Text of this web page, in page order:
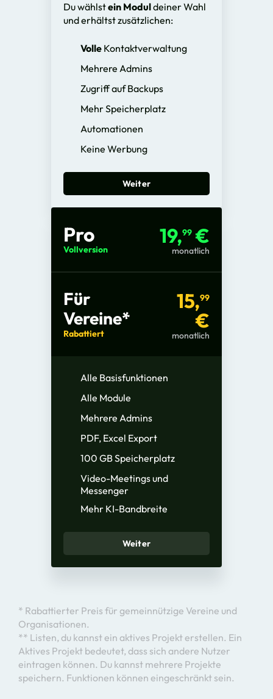
Du wählstein Moduldeiner Wahl
und erhältst zusätzlichen:
VolleKontaktverwaltung
Mehrere Admins
Zugriff auf Backups
Mehr Speicherplatz
Automationen
Keine Werbung
Weiter
Pro
Vollversion
19,99 €
monatlich
Für
Vereine*
Rabattiert
15,99
€
monatlich
Alle Basisfunktionen
Alle Module
Mehrere Admins
PDF, Excel Export
100 GB Speicherplatz
Video-Meetings und
Messenger
Mehr KI-Bandbreite
Weiter
* Rabattierter Preis für gemeinnützige Vereine und
Organisationen.
** Listen, du kannst ein aktives Projekt erstellen. Ein
Aktives Projekt bedeutet, dass sich andere Nutzer
eintragen können. Du kannst mehrere Projekte
speichern. Funktionen können eingeschränkt sein.